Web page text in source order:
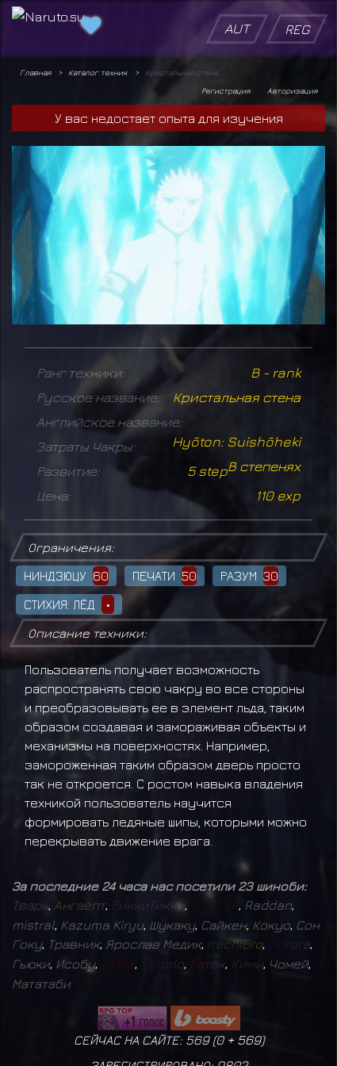
AUT REG
Главная Каталог техник
Кристальная стена
Авторизация
Регистрация
У вас недостает опыта для изучения
Ранг техники:
B - rank
Русское название:
Кристальная стена
Английское название:
Hyōton: Suishōheki
Затраты Чакры:
В степенях
Развитие:
5 step
Цена:
110 exp
Ограничения:
НИНДЗЮЦУ 60 ПЕЧАТИ 50 РАЗУМ 30
СТИХИЯ: ЛЁД
•
Описание техники:
Пользователь получает возможность
распространять свою чакру во все стороны
и преобразовывать ее в элемент льда, таким
образом создавая и замораживая объекты и
механизмы на поверхностях. Например,
замороженная таким образом дверь просто
так не откроется. С ростом навыка владения
техникой пользователь научится
формировать ледяные шипы, которыми можно
перекрывать движение врага.
За последние 24 часа нас посетили 23 шиноби:
Тварь Ангаёпт, РиккиТикки, OSTER, Raddan
mistral Kazuma Kiryu, Шукаку, Сайкен, Кокуо Сон
Гоку, Травник, Ярослав Медик, ItachiBro orora
Гьюки, Исобу, DEFIX, urio Батёк, Кими Чомей,
Мататаби
СЕЙЧАС НА САЙТЕ: 569 (0+ 569)